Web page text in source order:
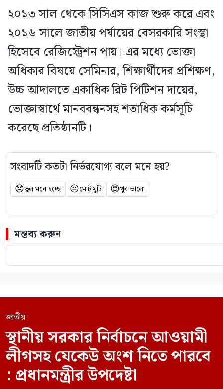
২০১৩ সাল থেকে সিসিএস কাজ শুরু করে এবং
২০১৬ সালে জাতীয় পর্যায়ের বেসরকারি সংস্থা
হিসেবে রেজিস্ট্রেশন পায়। এর মধ্যে ভোক্তা
অধিকার বিষয়ে সেমিনার, শিক্ষার্থীদের প্রশিক্ষণ,
উচ্চ আদালতে একাধিক রিট পিটিশন দায়ের,
ভোক্তাস্বার্থে মানববন্ধনসহ শতাধিক কর্মসূচি
করেছে প্রতিষ্ঠানটি।
সংবাদটি কতটা নির্ভরযোগ্য বলে মনে হয়?
😞ভুল মনে হচ্ছে 😐মোটামুটি 😍খুব ভালো
মন্তব্য করুন
জাতীয়
স্থানীয় সরকার নির্বাচনে আওয়ামী
লীগসহ যেকেউ অংশ নিতে পারবে
: প্রধানমন্ত্রীর উপদেষ্টা